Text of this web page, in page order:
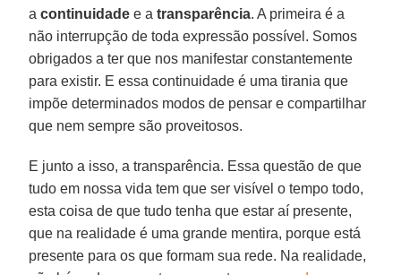
acontinuidade e atransparência. A primeira é a
não interrupção de toda expressão possível. Somos
obrigados a ter que nos manifestar constantemente
para existir. E essa continuidade é uma tirania que
impõe determinados modos de pensar e compartilhar
que nem sempre são proveitosos.
E junto a isso, a transparência. Essa questão de que
tudo em nossa vida tem que ser visível o tempo todo,
esta coisa de que tudo tenha que estar aí presente,
que na realidade é uma grande mentira, porque está
presente para os que formam sua rede. Na realidade,